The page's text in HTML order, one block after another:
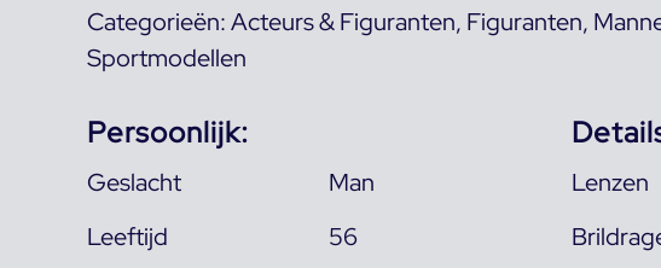
Categorieën:Acteurs & Figuranten, Figuranten,
Sportmodellen
Persoonlijk:
Geslacht
Man
Leeftijd
56
Lenzen